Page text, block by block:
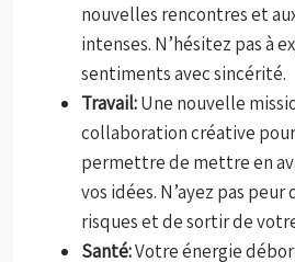
nouvelles rencontres et
intenses. N’hésitez pas à
sentiments avec sincérité.
Travail:Une nouvelle
collaboration créative
permettre de mettre en
vos idées. N’ayez pas
risques et de sortir de
Santé:Votre énergie